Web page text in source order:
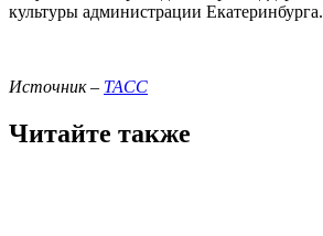
культуры администрации Екатеринбурга.
Источник – ТАСС
Читайте также